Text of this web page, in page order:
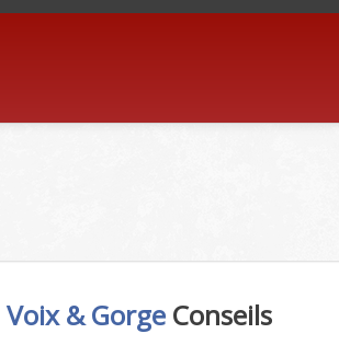
Voix & Gorge Conseils